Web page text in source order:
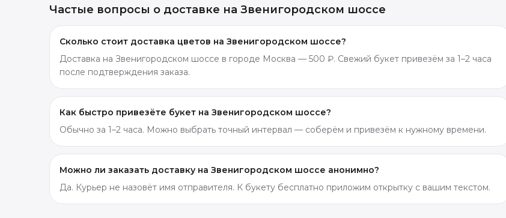
Частые вопросы о доставке на Звенигородском шоссе
Сколько стоит доставка цветов на Звенигородском шоссе?
Доставка на Звенигородском шоссе в городе Москва — 500 ₽. Свежий букет привезём за 1–2 часа
после подтверждения заказа.
Как быстро привезёте букет на Звенигородском шоссе?
Обычно за 1–2 часа. Можно выбрать точный интервал — соберём и привезём к нужному времени.
Можно ли заказать доставку на Звенигородском шоссе анонимно?
Да. Курьер не назовёт имя отправителя. К букету бесплатно приложим открытку с вашим текстом.